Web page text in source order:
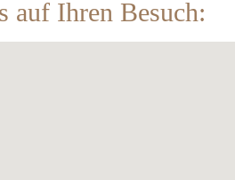
auf Ihren Besuch: